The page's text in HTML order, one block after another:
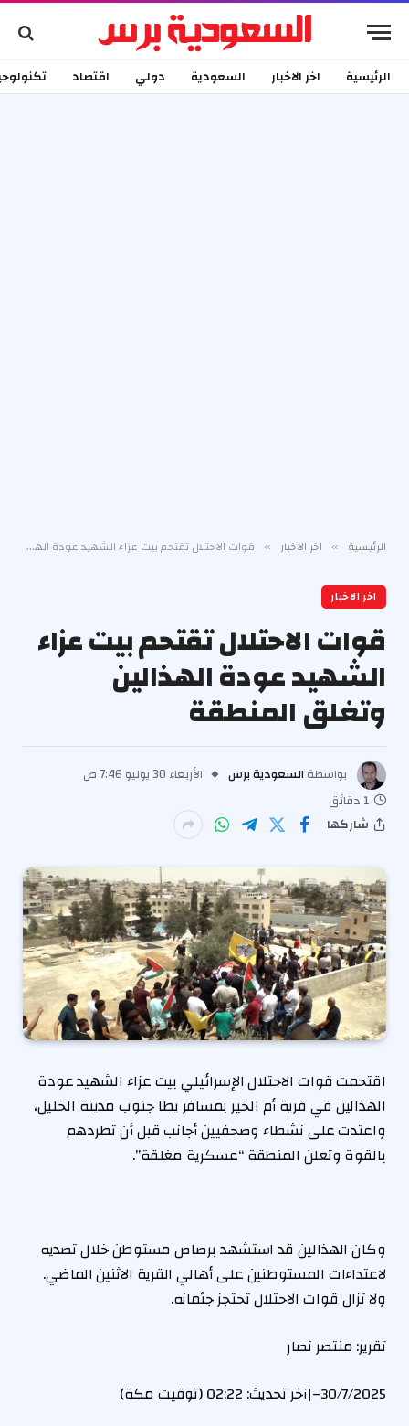
الرئيسية اخر الاخبار السعودية دولي اقتصاد
الرئيسية » اخر الاخبار » قوات الاحتلال تقتحم بيت عزاء الشهيد عودة الهذالين وتغلق المنطقة
اخر الاخبار
قوات الاحتلال تقتحم بيت عزاء
الشهيد عودة الهذالين
وتغلق المنطقة
بواسطة السعودية برس
الأربعاء 30 يوليو 7:46 ص
1 دقائق
شاركها
اقتحمت قوات الاحتلال الإسرائيلي بيت عزاء الشهيد عودة
الهذالين في قرية أم الخير بمسافر يطا جنوب مدينة الخليل،
واعتدت على نشطاء وصحفيين أجانب قبل أن تطردهم
بالقوة وتعلن المنطقة “عسكرية مغلقة”.
وكان الهذالين قد استشهد برصاص مستوطن خلال تصديه
لاعتداءات المستوطنين على أهالي القرية الاثنين الماضي.
ولا تزال قوات الاحتلال تحتجز جثمانه.
تقرير: منتصر نصار
30/7/2025
–
|آخر تحديث: 02:22 (توقيت مكة)